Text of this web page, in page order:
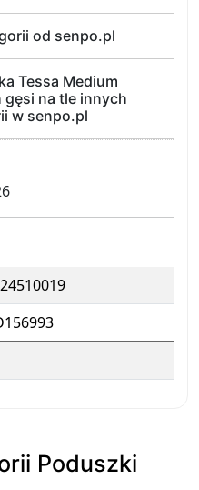
od senpo.pl
Tessa Medium
gęsi na tle innych
w senpo.pl
Poduszki